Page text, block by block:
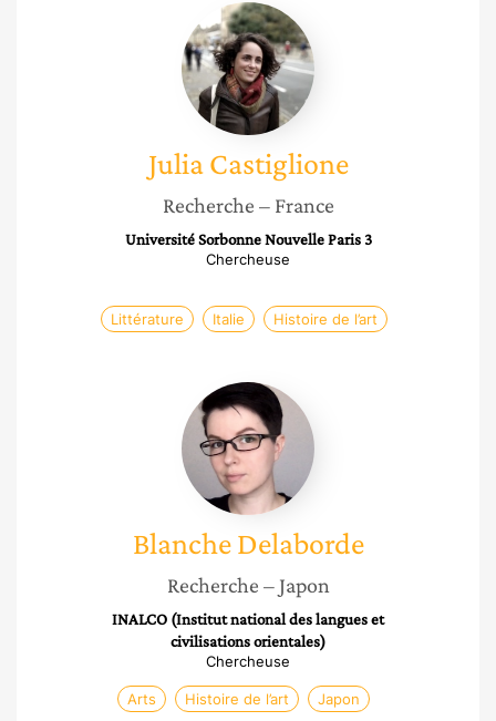
Julia
Castiglione
Julia Castiglione
Recherche – France
Université Sorbonne Nouvelle Paris 3
Chercheuse
Littérature Italie Histoire de l’art
Blanche
Delaborde
Blanche Delaborde
Recherche – Japon
INALCO (Institut national des langues et
civilisations orientales)
Chercheuse
Arts Histoire de l’art Japon